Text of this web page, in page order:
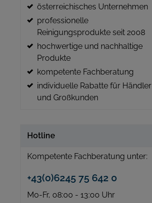
österreichisches Unternehmen
professionelle
Reinigungsprodukte seit 2008
hochwertige und nachhaltige
Produkte
kompetente Fachberatung
individuelle Rabatte für Händler
und Großkunden
Hotline
Kompetente Fachberatung unter:
+43(0)6245 75 642 0
Mo-Fr, 08:00 - 13:00 Uhr